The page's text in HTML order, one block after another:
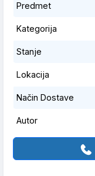
Predmet
Kategorija
Stanje
Lokacija
Način Dostave
Autor